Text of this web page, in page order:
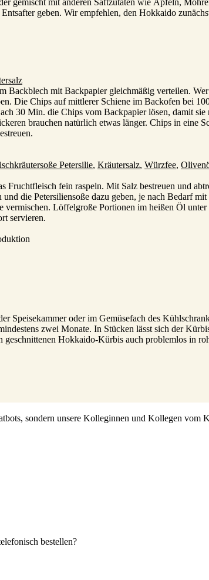
gemischt mit anderen Saftzutaten wie Äpfeln,
geben. Wir empfehlen, den Hokkaido
Backblech mit Backpapier gleichmäßig verteilen.
Die Chips auf mittlerer Schiene im Backofen bei
30 Min. die Chips vom Backpapier lösen, damit sie
brauchen natürlich etwas länger. Chips in eine
Petersilie, Kräutersalz, Würzfee,
Fruchtfleisch fein raspeln. Mit Salz bestreuen und
die Petersiliensoße dazu geben, je nach Bedarf
vermischen. Löffelgroße Portionen im heißen Öl unter
servieren.
Speisekammer oder im Gemüsefach des
zwei Monate. In Stücken lässt sich der
Hokkaido-Kürbis auch problemlos in
sondern unsere Kolleginnen und Kollegen
bestellen?